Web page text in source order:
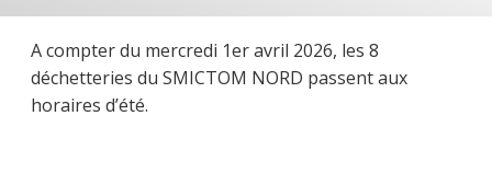
A compter du mercredi 1er avril 2026, les 8
déchetteries du SMICTOM NORD passent aux
horaires d’été.